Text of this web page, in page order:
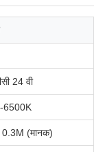
24 वी
6500K
(मानक)